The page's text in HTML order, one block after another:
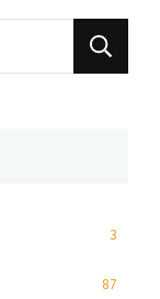
3
87